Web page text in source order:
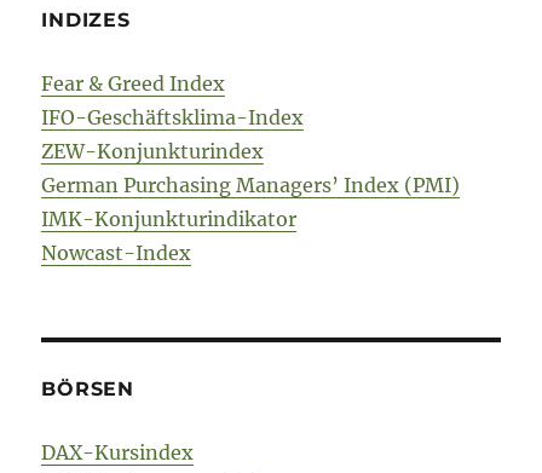
INDIZES
Fear & Greed Index
IFO-Geschäftsklima-Index
ZEW-Konjunkturindex
German Purchasing Managers’ Index (PMI)
IMK-Konjunkturindikator
Nowcast-Index
BÖRSEN
DAX-Kursindex